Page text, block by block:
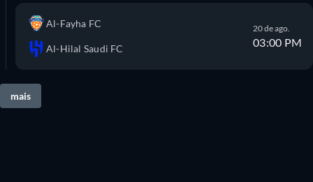
Al-Fayha FC
Al-Hilal Saudi FC
20 de ago.
03:00 PM
mais